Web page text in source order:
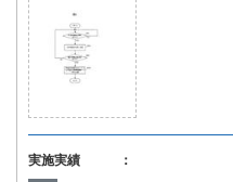
実施実績 ：